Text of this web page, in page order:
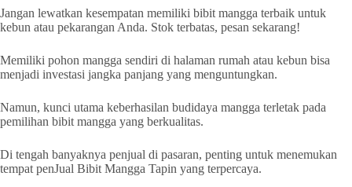
Jangan lewatkan kesempatan memiliki bibit mangga terbaik untuk
kebun atau pekarangan Anda. Stok terbatas, pesan sekarang!
Memiliki pohon mangga sendiri di halaman rumah atau kebun bisa
menjadi investasi jangka panjang yang menguntungkan.
Namun, kunci utama keberhasilan budidaya mangga terletak pada
pemilihan bibit mangga yang berkualitas.
Di tengah banyaknya penjual di pasaran, penting untuk menemukan
tempat penJual Bibit Mangga Tapin yang terpercaya.